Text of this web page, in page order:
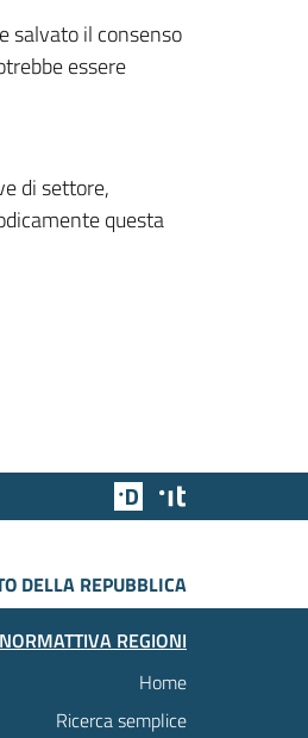
salvato il consenso
essere
di settore,
questa
Team Digitale
DELLA REPUBBLICA
NORMATTIVA REGIONI
Home
Ricerca semplice